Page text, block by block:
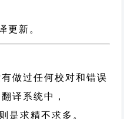
更新。
做过任何校对和错误
译系统中，
是求精不求多。